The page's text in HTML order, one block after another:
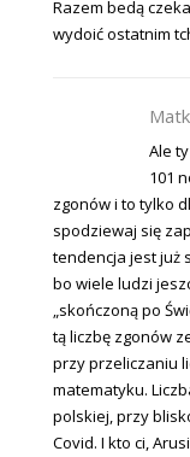
Razem bedą
wydoić ostatnim
Ale
101
zgonów i to tylko
spodziewaj się
tendencja jest już
bo wiele ludzi
„skończoną po
tą liczbę zgonów
przy przeliczaniu
matematyku.
polskiej, przy
Covid. I kto ci,